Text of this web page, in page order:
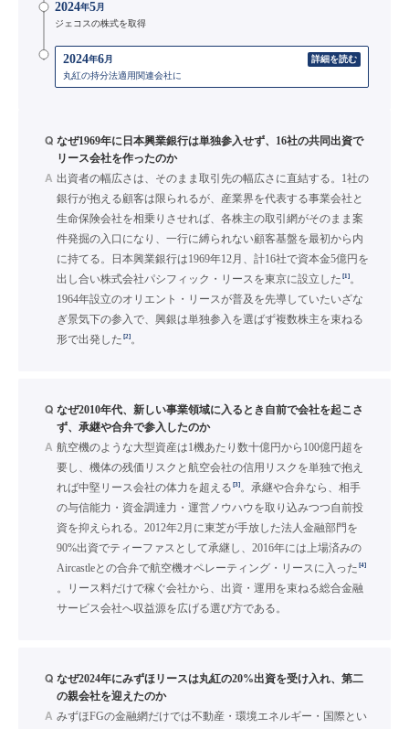
2024年5月
ジェコスの株式を取得
2024年6月
詳細を読む
丸紅の持分法適用関連会社に
Q なぜ1969年に日本興業銀行は単独参入せず、16社の共同出資で
リース会社を作ったのか
A 出資者の幅広さは、そのまま取引先の幅広さに直結する。1社の
銀行が抱える顧客は限られるが、産業界を代表する事業会社と
生命保険会社を相乗りさせれば、各株主の取引網がそのまま案
件発掘の入口になり、一行に縛られない顧客基盤を最初から内
に持てる。日本興業銀行は1969年12月、計16社で資本金5億円を
出し合い株式会社パシフィック・リースを東京に設立した [1]。
1964年設立のオリエント・リースが普及を先導していたいざな
ぎ景気下の参入で、興銀は単独参入を選ばず複数株主を束ねる
形で出発した [2]。
Q なぜ2010年代、新しい事業領域に入るとき自前で会社を起こさ
ず、承継や合弁で参入したのか
A 航空機のような大型資産は1機あたり数十億円から100億円超を
要し、機体の残価リスクと航空会社の信用リスクを単独で抱え
れば中堅リース会社の体力を超える [3]。承継や合弁なら、相手
の与信能力・資金調達力・運営ノウハウを取り込みつつ自前投
資を抑えられる。2012年2月に東芝が手放した法人金融部門を
90%出資でティーファスとして承継し、2016年には上場済みの
Aircastleとの合弁で航空機オペレーティング・リースに入った [4]
。リース料だけで稼ぐ会社から、出資・運用を束ねる総合金融
サービス会社へ収益源を広げる選び方である。
Q なぜ2024年にみずほリースは丸紅の20%出資を受け入れ、第二
の親会社を迎えたのか
A みずほFGの金融網だけでは不動産・環境エネルギー・国際とい